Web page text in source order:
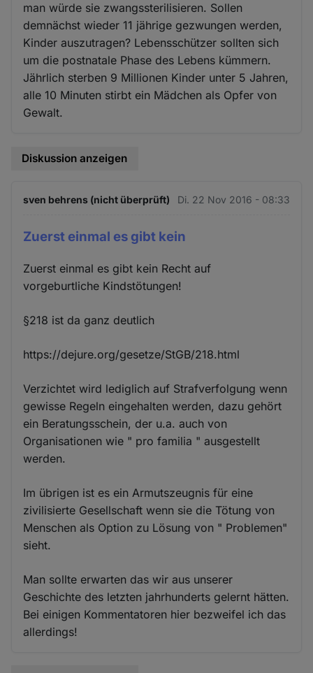
man würde sie zwangssterilisieren. Sollen
demnächst wieder 11 jährige gezwungen werden,
Kinder auszutragen? Lebensschützer sollten sich
um die postnatale Phase des Lebens kümmern.
Jährlich sterben 9 Millionen Kinder unter 5 Jahren,
alle 10 Minuten stirbt ein Mädchen als Opfer von
Gewalt.
Diskussion anzeigen
sven behrens (nicht überprüft) Di. 22 Nov 2016 - 08:33
Zuerst einmal es gibt kein
Zuerst einmal es gibt kein Recht auf
vorgeburtliche Kindstötungen!
§218 ist da ganz deutlich
https://dejure.org/gesetze/StGB/218.html
Verzichtet wird lediglich auf Strafverfolgung wenn
gewisse Regeln eingehalten werden, dazu gehört
ein Beratungsschein, der u.a. auch von
Organisationen wie " pro familia " ausgestellt
werden.
Im übrigen ist es ein Armutszeugnis für eine
zivilisierte Gesellschaft wenn sie die Tötung von
Menschen als Option zu Lösung von " Problemen"
sieht.
Man sollte erwarten das wir aus unserer
Geschichte des letzten jahrhunderts gelernt hätten.
Bei einigen Kommentatoren hier bezweifel ich das
allerdings!